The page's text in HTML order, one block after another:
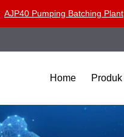
AJP40 Pumping Batching Plant
Home Produk